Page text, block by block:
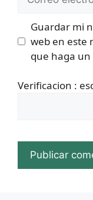
electrónico
Guardar mi
web en este
que haga
Verificacion :